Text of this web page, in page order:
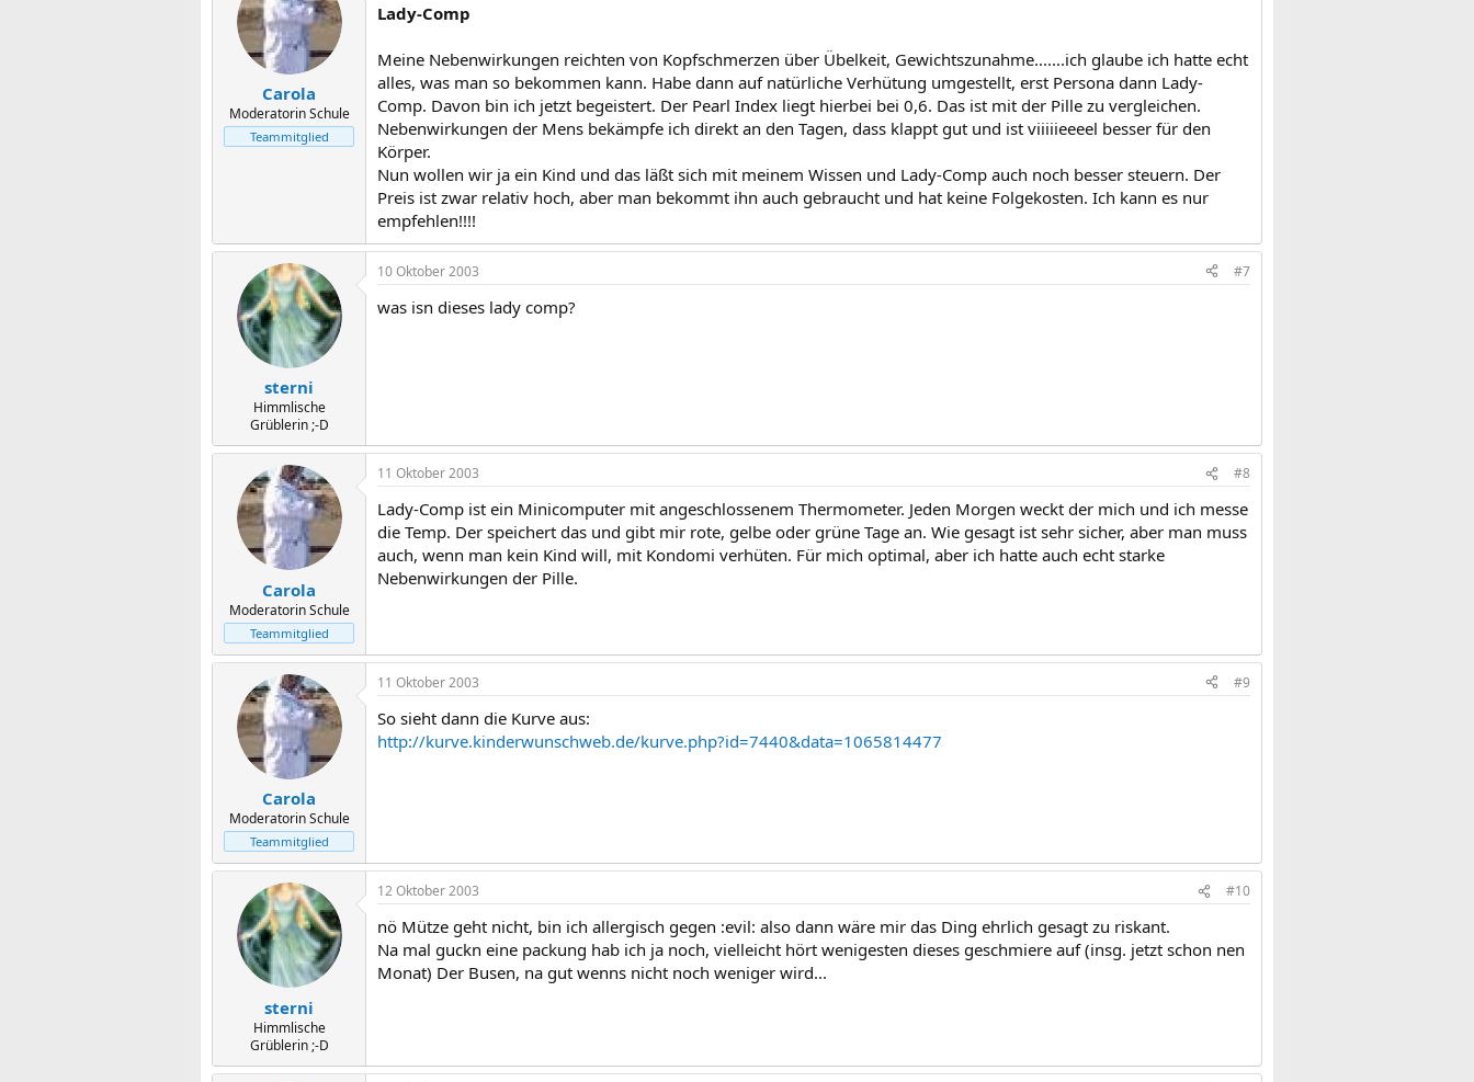
Carola
Moderatorin Schule
Teammitglied
Lady-Comp
Meine Nebenwirkungen reichten von Kopfschmerzen über Übelkeit, Gewichtszunahme.......ich glaube ich hatte echt
alles, was man so bekommen kann. Habe dann auf natürliche Verhütung umgestellt, erst Persona dann Lady-
Comp. Davon bin ich jetzt begeistert. Der Pearl Index liegt hierbei bei 0,6. Das ist mit der Pille zu vergleichen.
Nebenwirkungen der Mens bekämpfe ich direkt an den Tagen, dass klappt gut und ist viiiiieeeel besser für den
Körper.
Nun wollen wir ja ein Kind und das läßt sich mit meinem Wissen und Lady-Comp auch noch besser steuern. Der
Preis ist zwar relativ hoch, aber man bekommt ihn auch gebraucht und hat keine Folgekosten. Ich kann es nur
empfehlen!!!!
sterni
Himmlische
Grüblerin ;-D
10 Oktober 2003 #7
was isn dieses lady comp?
Carola
Moderatorin Schule
Teammitglied
11 Oktober 2003 #8
Lady-Comp ist ein Minicomputer mit angeschlossenem Thermometer. Jeden Morgen weckt der mich und ich messe
die Temp. Der speichert das und gibt mir rote, gelbe oder grüne Tage an. Wie gesagt ist sehr sicher, aber man muss
auch, wenn man kein Kind will, mit Kondomi verhüten. Für mich optimal, aber ich hatte auch echt starke
Nebenwirkungen der Pille.
Carola
Moderatorin Schule
Teammitglied
11 Oktober 2003 #9
So sieht dann die Kurve aus:
http://kurve.kinderwunschweb.de/kurve.php?id=7440&data=1065814477
sterni
Himmlische
Grüblerin ;-D
12 Oktober 2003 #10
nö Mütze geht nicht, bin ich allergisch gegen :evil: also dann wäre mir das Ding ehrlich gesagt zu riskant.
Na mal guckn eine packung hab ich ja noch, vielleicht hört wenigesten dieses geschmiere auf (insg. jetzt schon nen
Monat) Der Busen, na gut wenns nicht noch weniger wird...